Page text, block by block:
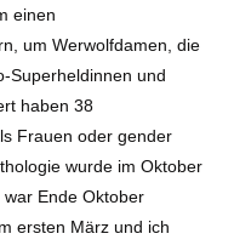
einen
um Werwolfdamen, die
Superheldinnen und
haben 38
Frauen oder gender
wurde im Oktober
Ende Oktober
ersten März und ich